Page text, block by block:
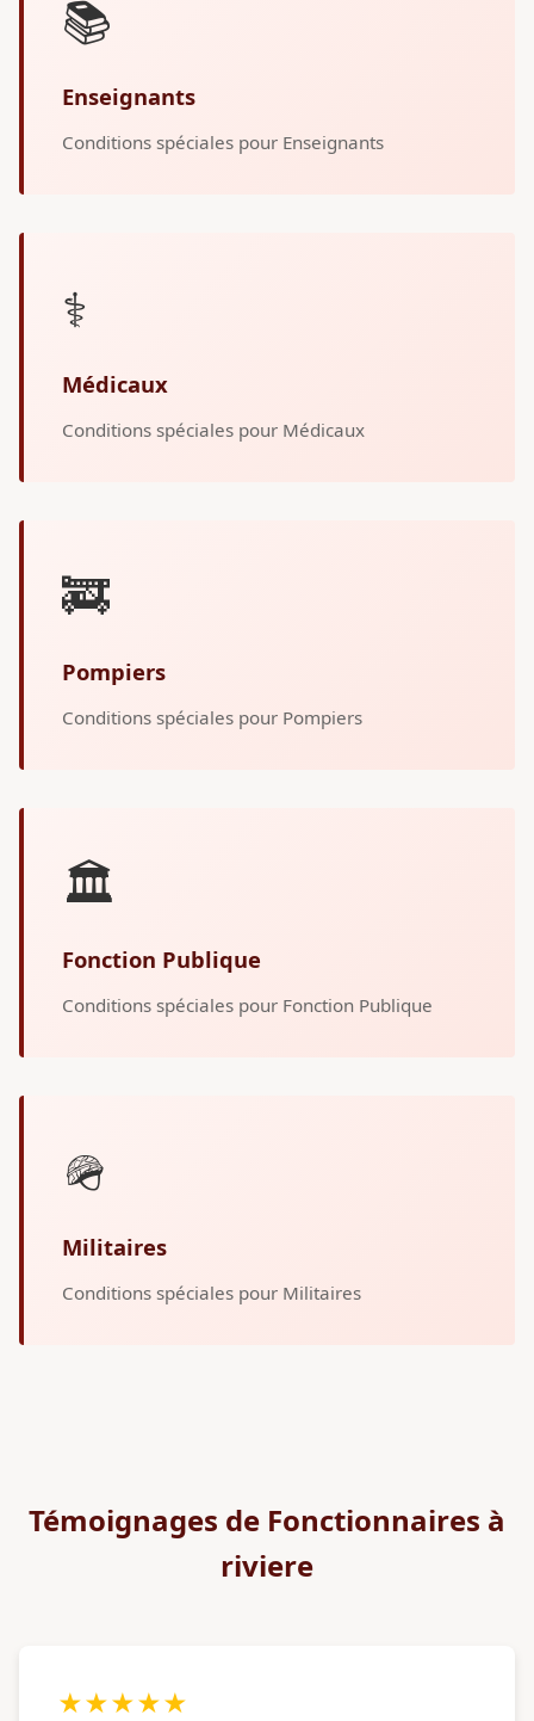
📚
Enseignants
Conditions spéciales pour Enseignants
⚕️
Médicaux
Conditions spéciales pour Médicaux
🚒
Pompiers
Conditions spéciales pour Pompiers
🏛️
Fonction Publique
Conditions spéciales pour Fonction Publique
🪖
Militaires
Conditions spéciales pour Militaires
Témoignages de Fonctionnaires à
riviere
★★★★★